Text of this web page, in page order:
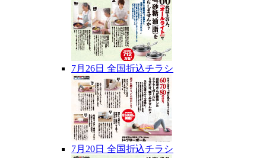
7月26日 全国折込チラシ
7月20日 全国折込チラシ